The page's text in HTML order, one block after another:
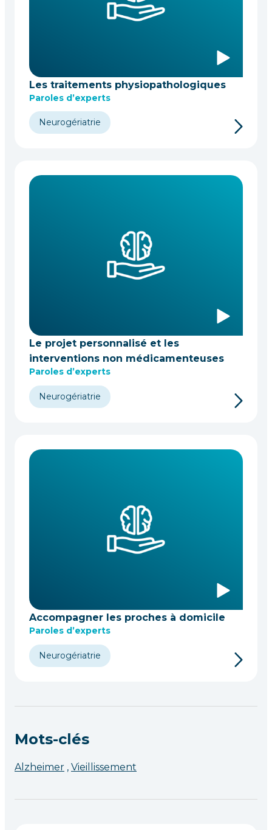
Les traitements physiopathologiques
Paroles d’experts
Neurogériatrie
Le projet personnalisé et les
interventions non médicamenteuses
Paroles d’experts
Neurogériatrie
Accompagner les proches à domicile
Paroles d’experts
Neurogériatrie
Mots-clés
Alzheimer Vieillissement